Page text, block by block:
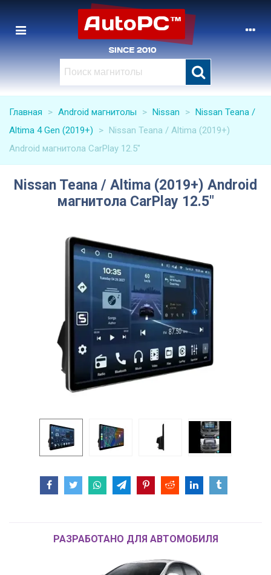
Главная > Android магнитолы > Nissan > Nissan Teana /
Altima 4 Gen (2019+)
> Nissan Teana / Altima (2019+)
Android магнитола CarPlay 12.5"
Nissan Teana / Altima (2019+) Android
магнитола CarPlay 12.5"
РАЗРАБОТАНО ДЛЯ АВТОМОБИЛЯ